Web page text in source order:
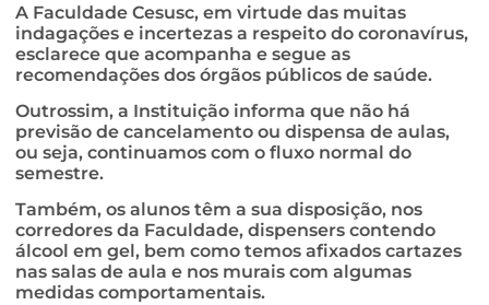
A Faculdade Cesusc, em virtude das muitas
indagações e incertezas a respeito do coronavírus,
esclarece que acompanha e segue as
recomendações dos órgãos públicos de saúde.
Outrossim, a Instituição informa que não há
previsão de cancelamento ou dispensa de aulas,
ou seja, continuamos com o fluxo normal do
semestre.
Também, os alunos têm a sua disposição, nos
corredores da Faculdade, dispensers contendo
álcool em gel, bem como temos afixados cartazes
nas salas de aula e nos murais com algumas
medidas comportamentais.